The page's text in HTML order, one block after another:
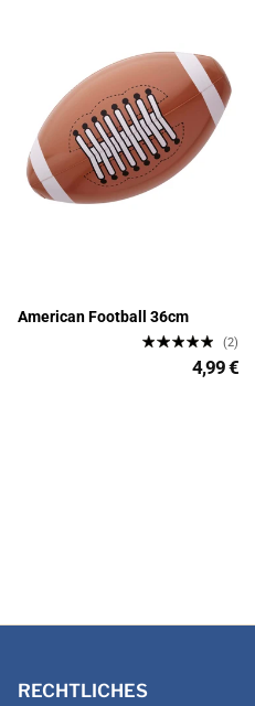
American Football 36cm
(2)
4,99 €
RECHTLICHES